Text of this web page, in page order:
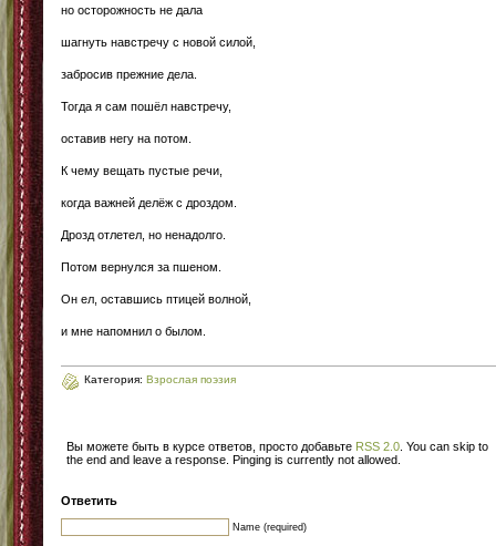
но осторожность не дала
шагнуть навстречу с новой силой,
забросив прежние дела.
Тогда я сам пошёл навстречу,
оставив негу на потом.
К чему вещать пустые речи,
когда важней делёж с дроздом.
Дрозд отлетел, но ненадолго.
Потом вернулся за пшеном.
Он ел, оставшись птицей волной,
и мне напомнил о былом.
Категория: Взрослая поэзия
Вы можете быть в курсе ответов, просто добавьте RSS 2.0 . You can skip to
the end and leave a response. Pinging is currently not allowed.
Ответить
Name (required)